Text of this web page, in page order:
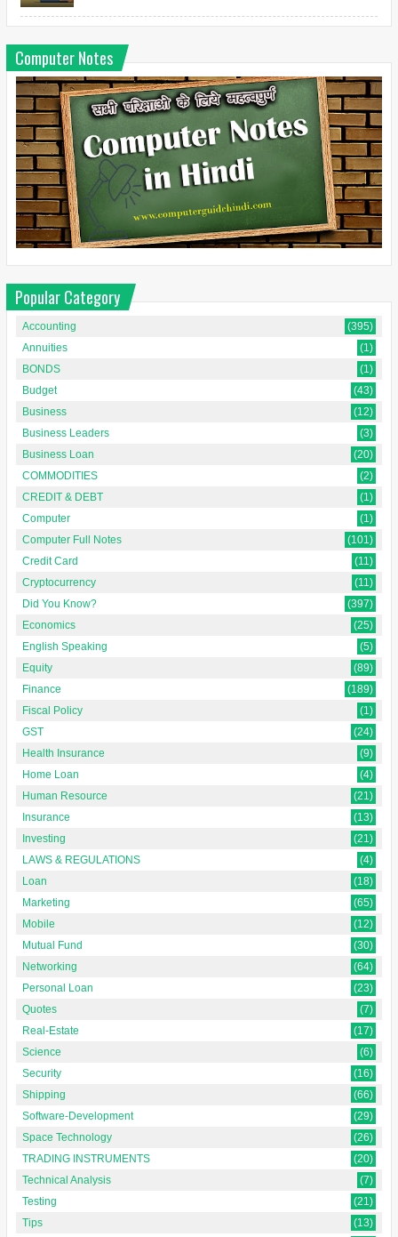
Computer Notes
Popular Category
Accounting
(395)
Annuities
(1)
BONDS
(1)
Budget
(43)
Business
(12)
Business Leaders
(3)
Business Loan
(20)
COMMODITIES
(2)
CREDIT & DEBT
(1)
Computer
(1)
Computer Full Notes
(101)
Credit Card
(11)
Cryptocurrency
(11)
Did You Know?
(397)
Economics
(25)
English Speaking
(5)
Equity
(89)
Finance
(189)
Fiscal Policy
(1)
GST
(24)
Health Insurance
(9)
Home Loan
(4)
Human Resource
(21)
Insurance
(13)
Investing
(21)
LAWS & REGULATIONS
(4)
Loan
(18)
Marketing
(65)
Mobile
(12)
Mutual Fund
(30)
Networking
(64)
Personal Loan
(23)
Quotes
(7)
Real-Estate
(17)
Science
(6)
Security
(16)
Shipping
(66)
Software-Development
(29)
Space Technology
(26)
TRADING INSTRUMENTS
(20)
Technical Analysis
(7)
Testing
(21)
Tips
(13)